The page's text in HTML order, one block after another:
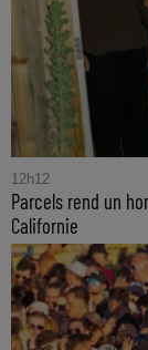
12h12
Parcels rend un
Californie